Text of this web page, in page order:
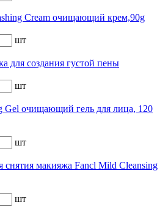
Cream очищающий крем,90g
шт
для создания густой пены
шт
Gel очищающий гель для лица, 120
шт
снятия макияжа Fancl Mild Cleansing
шт